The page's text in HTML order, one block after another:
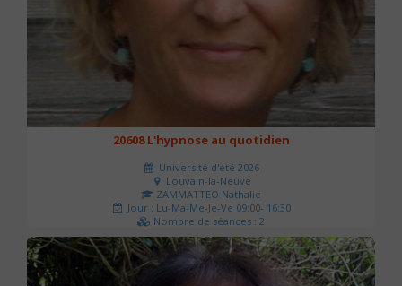
20608 L'hypnose au quotidien
Université d'été 2026
Louvain-la-Neuve
ZAMMATTEO Nathalie
Jour : Lu-Ma-Me-Je-Ve 09:00- 16:30
Nombre de séances : 2
140 €